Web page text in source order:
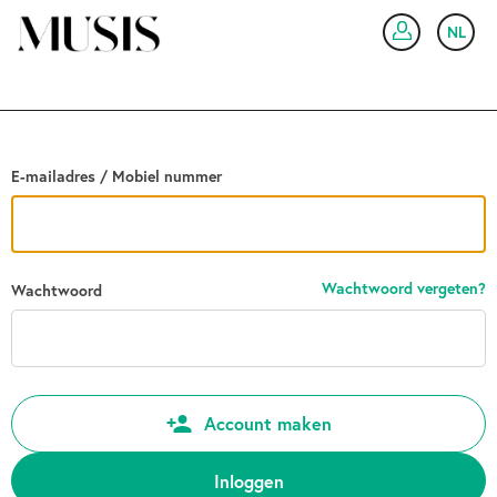
NL
E-mailadres / Mobiel nummer
Wachtwoord Wachtwoord vergeten?
Account maken
Inloggen